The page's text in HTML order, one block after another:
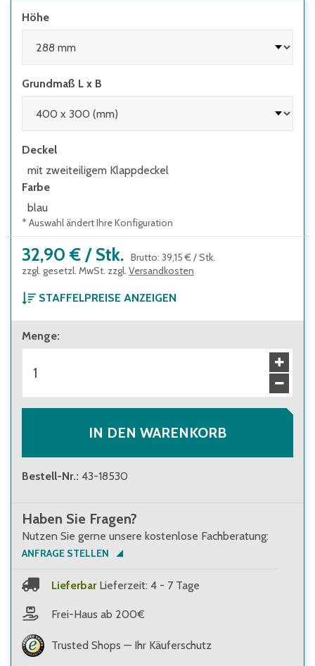
Höhe
Grundmaß L x B
Deckel
mit zweiteiligem Klappdeckel
Farbe
blau
* Auswahl ändert Ihre Konfiguration
32,90 € / Stk. Brutto: 39,15 € /Stk.
zzgl. gesetzl. MwSt. zzgl. Versandkosten
STAFFELPREISE ANZEIGEN
ab 1 Stück
32,90 €
ab 56 Stück
29,60 €
Menge:
IN DEN WARENKORB
Bestell-Nr.: 43-18530
Haben Sie Fragen?
Nutzen Sie gerne unsere kostenlose Fachberatung:
ANFRAGE STELLEN
Lieferbar Lieferzeit: 4 - 7 Tage
Frei-Haus ab 200€
Trusted Shops — Ihr Käuferschutz